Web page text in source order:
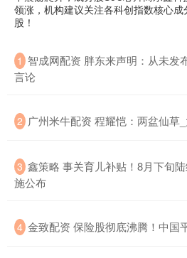
领涨，机构建议关注各科创指数核心成
股！
1 智成网配资 胖东来声明：从未发
言论
2 广州米牛配资 程耀恺：两盆仙草
3 鑫策略 事关育儿补贴！8月下旬
施公布
4 金致配资 保险股彻底沸腾！中国